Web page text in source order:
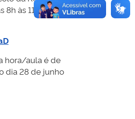
às 11h e das
hora/aula é de
dia 28 de junho